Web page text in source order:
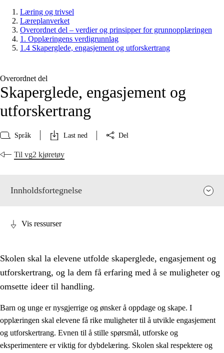
Læring og trivsel
Læreplanverket
Overordnet del – verdier og prinsipper for grunnopplæringen
1. Opplæringens verdigrunnlag
1.4 Skaperglede, engasjement og utforskertrang
Overordnet del
Skaperglede, engasjement og
utforskertrang
Språk Last ned Del
Til vg2 kjøretøy
Innholdsfortegnelse
Opplæringens verdigrunnlag
1.1 Menneskeverdet
Vis ressurser
Skolen skal la elevene utfolde skaperglede, engasjement og
utforskertrang, og la dem få erfaring med å se muligheter og
omsette ideer til handling.
Barn og unge er nysgjerrige og ønsker å oppdage og skape. I
opplæringen skal elevene få rike muligheter til å utvikle engasjement
og utforskertrang. Evnen til å stille spørsmål, utforske og
eksperimentere er viktig for dybdelæring. Skolen skal respektere og